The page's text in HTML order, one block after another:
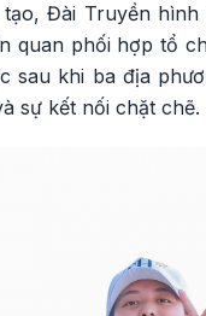
Đài Truyền
quan phối hợp tổ
khi ba địa
sự kết nối chặt chẽ.